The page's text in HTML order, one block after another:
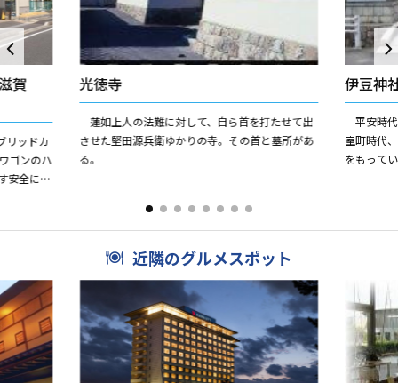
賀
リッドカ
ゴンのハ
安全にご
光徳寺
蓮如上人の法難に対して、自ら首を打たせて出
させた堅田源兵衛ゆかりの寺。その首と墓所があ
る。
伊豆神
平安時
室町時代
をもって
近隣のグルメスポット